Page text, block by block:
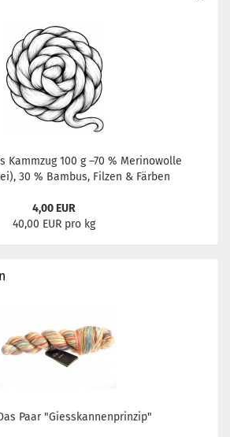
Kammzug 100 g –70 % Merinowolle
30 % Bambus, Filzen & Färben
4,00 EUR
40,00 EUR pro kg
Paar "Giesskannenprinzip"